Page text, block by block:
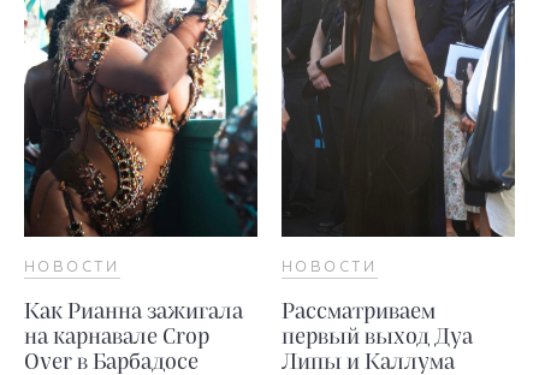
НОВОСТИ
Как Рианна зажигала
на карнавале Crop
Over в Барбадосе
НОВОСТИ
Рассматриваем
первый выход Дуа
Липы и Каллума